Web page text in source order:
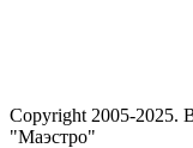
Copyright 2005-2025.
"Маэстро"